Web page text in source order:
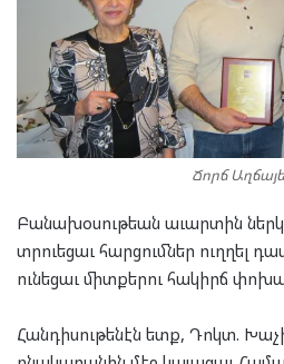
Ճորճ
Բանախօսութեան աւարտին
տրուեցաւ հարցումներ ուղղել
ունեցաւ միտքերու հակիրճ
Հանդիսութենէն ետք, Դոկտ.